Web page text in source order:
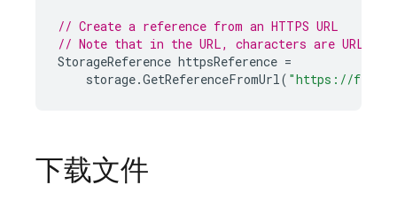
// Create a reference from an HTTPS URL
// Note that in the URL, characters are URL
StorageReference httpsReference =
storage.GetReferenceFromUrl( "https://
下载文件